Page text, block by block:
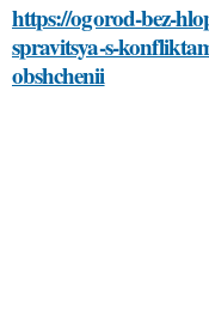
https://ogorod-bez-
spravitsya-s-
obshchenii